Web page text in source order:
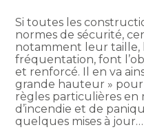
Si toutes les
normes de sécurité,
notamment leur taille,
fréquentation, font
et renforcé. Il en va
grande hauteur » pour
règles particulières en
d’incendie et de
quelques mises à jour…